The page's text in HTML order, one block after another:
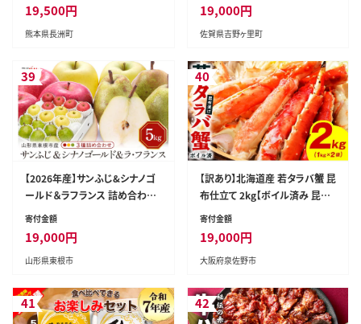
熊本県 産 S-3Sサイズ フルーツ
旬 柑橘 長洲町 温州みかん《10
tei_19500_10kg_oct2---
19,500円
熊本県長洲町
19,000円
佐賀県吉野ヶ里町
39
【2026年産】サンふじ&シナノゴ
ールド＆ラフランス 詰め合わせ
5kg 秀品 化粧箱入り 山形県 東
27-213-r8
寄付金額
19,000円
山形県東根市
40
【訳あり】北海道産 若タラバ蟹 昆
布仕立て 2kg【ボイル済み 昆布
漬け 殻やわらか 若ガニ 若タラ
寄付金額
19,000円
大阪府泉佐野市
41 42